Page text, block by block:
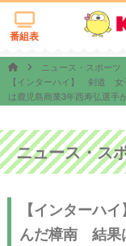
番組表
ニュース・スポーツ
【インターハイ】 剣道
は鹿児島商業3年西寿弘選手
ニュース・ス
【インターハ
んだ樟南 結